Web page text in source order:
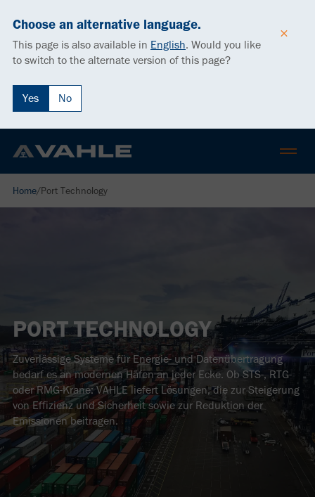
Choose an alternative language.
This page is also available in English. Would you like
to switch to the alternate version of this page?
Yes No
Home/Port Technology
PORT TECHNOLOGY
Zuverlässige Systeme für Energie- und Datenübertragung
bedarf es an modernen Häfen an jeder Ecke. Ob STS-, RTG-
oder RMG-Krane: VAHLE liefert Lösungen, die zur Steigerung
von Effizienz und Sicherheit sowie zur Reduktion der
Emissionen beitragen.